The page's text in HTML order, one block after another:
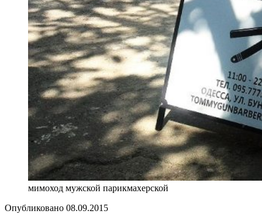
мимоход мужской парикмахерской
Опубликовано 08.09.2015